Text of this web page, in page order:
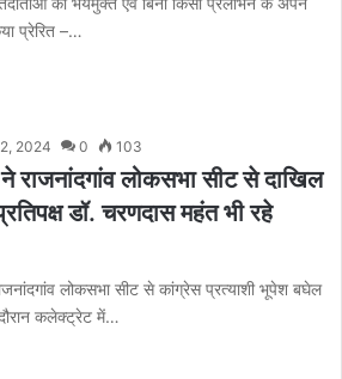
प्रेरित –…
2024 0 103
राजनांदगांव लोकसभा सीट से दाखिल
डॉ. चरणदास महंत भी रहे
लोकसभा सीट से कांग्रेस प्रत्याशी भूपेश बघेल
कलेक्ट्रेट में…